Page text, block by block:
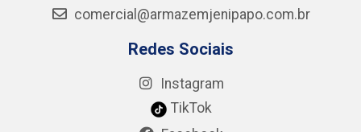
comercial@armazemjenipapo.com.br
Redes Sociais
Instagram
TikTok